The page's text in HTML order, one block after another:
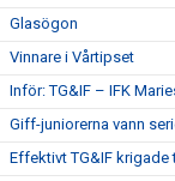
Glasögon
Vinnare i Vårtipset
Inför: TG&IF – IFK
Giff-juniorerna vann
Effektivt TG&IF krigade